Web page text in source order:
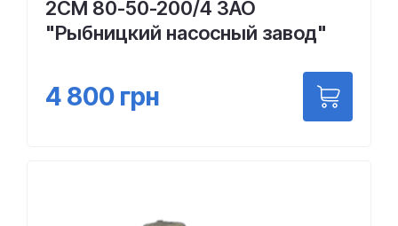
2СМ 80-50-200/4 ЗАО
"Рыбницкий насосный завод"
4 800 грн